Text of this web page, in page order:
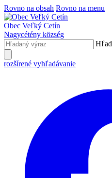
Rovno na obsah Rovno na menu
Obec Veľký Cetín
Nagycétény község
rozšírené vyhľadávanie